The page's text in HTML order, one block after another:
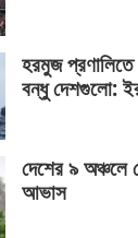
হরমুজ প্রণালিতে
বন্ধু দেশগুলো:
দেশের ৯ অঞ্চলে
আভাস